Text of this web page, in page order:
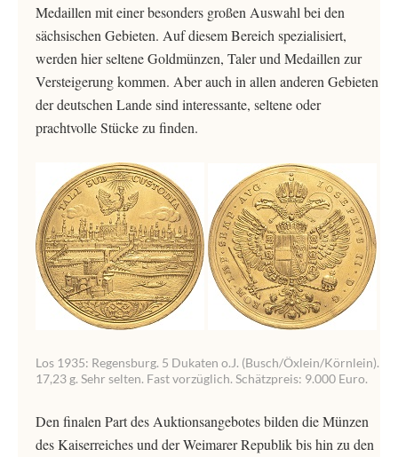
Medaillen mit einer besonders großen Auswahl bei den
sächsischen Gebieten. Auf diesem Bereich spezialisiert,
werden hier seltene Goldmünzen, Taler und Medaillen zur
Versteigerung kommen. Aber auch in allen anderen Gebieten
der deutschen Lande sind interessante, seltene oder
prachtvolle Stücke zu finden.
Los 1935: Regensburg. 5 Dukaten o.J. (Busch/Öxlein/Körnlein).
17,23 g. Sehr selten. Fast vorzüglich. Schätzpreis: 9.000 Euro.
Den finalen Part des Auktionsangebotes bilden die Münzen
des Kaiserreiches und der Weimarer Republik bis hin zu den